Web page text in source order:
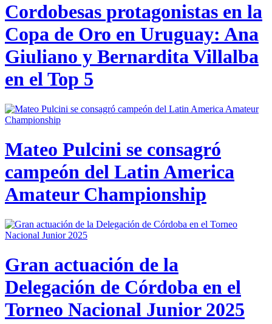
Cordobesas protagonistas en la
Copa de Oro en Uruguay: Ana
Giuliano y Bernardita Villalba
en el Top 5
Mateo Pulcini se consagró
campeón del Latin America
Amateur Championship
Gran actuación de la
Delegación de Córdoba en el
Torneo Nacional Junior 2025